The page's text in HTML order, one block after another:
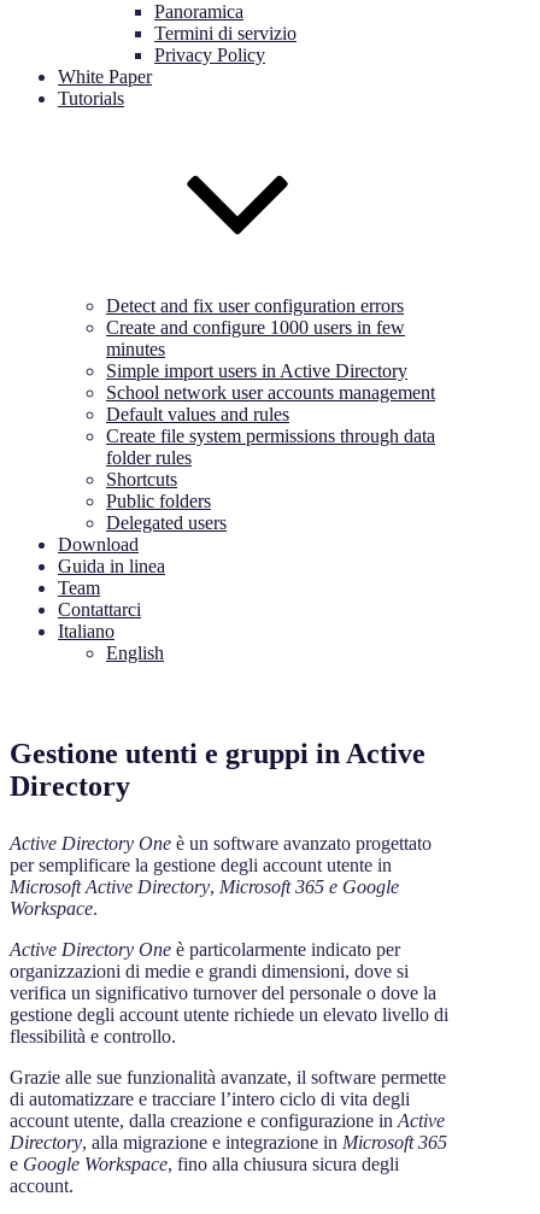
Panoramica
Termini di servizio
Privacy Policy
White Paper
Tutorials
Detect and fix user configuration errors
Create and configure 1000 users in few
minutes
Simple import users in Active Directory
School network user accounts management
Default values and rules
Create file system permissions through data
folder rules
Shortcuts
Public folders
Delegated users
Download
Guida in linea
Team
Contattarci
Italiano
English
Gestione utenti e gruppi in Active
Directory
Active Directory One è un software avanzato progettato
per semplificare la gestione degli account utente in
Microsoft Active Directory, Microsoft 365 e Google
Workspace.
Active Directory One è particolarmente indicato per
organizzazioni di medie e grandi dimensioni, dove si
verifica un significativo turnover del personale o dove la
gestione degli account utente richiede un elevato livello di
flessibilità e controllo.
Grazie alle sue funzionalità avanzate, il software permette
di automatizzare e tracciare l’intero ciclo di vita degli
account utente, dalla creazione e configurazione in Active
Directory, alla migrazione e integrazione in Microsoft 365
e Google Workspace, fino alla chiusura sicura degli
account.